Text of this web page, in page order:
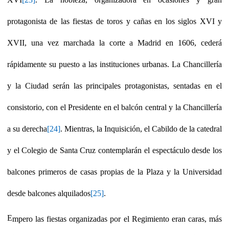
protagonista de las fiestas de toros y cañas en los siglos XVI y
XVII, una vez marchada la corte a Madrid en 1606, cederá
rápidamente su puesto a las instituciones urbanas. La Chancillería
y la Ciudad serán las principales protagonistas, sentadas en el
consistorio, con el Presidente en el balcón central y la Chancillería
a su derecha[24]. Mientras, la Inquisición, el Cabildo de la catedral
y el Colegio de Santa Cruz contemplarán el espectáculo desde los
balcones primeros de casas propias de la Plaza y la Universidad
desde balcones alquilados[25].
Empero las fiestas organizadas por el Regimiento eran caras, más